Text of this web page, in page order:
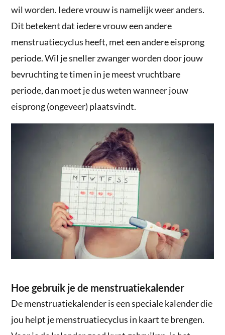
wil worden. Iedere vrouw is namelijk weer anders.
Dit betekent dat iedere vrouw een andere
menstruatiecyclus heeft, met een andere eisprong
periode. Wil je sneller zwanger worden door jouw
bevruchting te timen in je meest vruchtbare
periode, dan moet je dus weten wanneer jouw
eisprong (ongeveer) plaatsvindt.
Hoe gebruik je de menstruatiekalender
De menstruatiekalender is een speciale kalender die
jou helpt je menstruatiecyclus in kaart te brengen.